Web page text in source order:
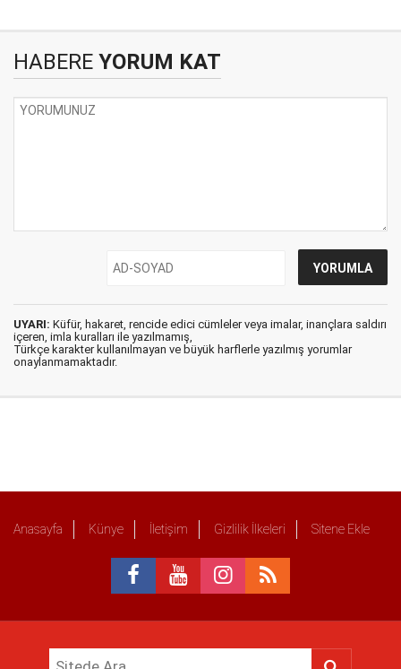
HABERE YORUM KAT
UYARI: Küfür, hakaret, rencide edici cümleler veya imalar, inançlara saldırı
içeren, imla kuralları ile yazılmamış,
Türkçe karakter kullanılmayan ve büyük harflerle yazılmış yorumlar
onaylanmamaktadır.
Anasayfa Künye İletişim Gizlilik İlkeleri Sitene Ekle